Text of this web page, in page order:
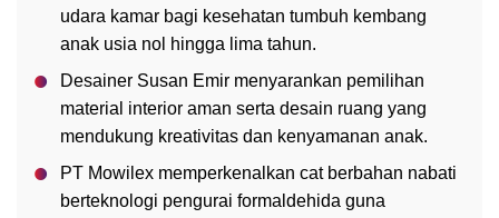
udara kamar bagi kesehatan tumbuh kembang
anak usia nol hingga lima tahun.
Desainer Susan Emir menyarankan pemilihan
material interior aman serta desain ruang yang
mendukung kreativitas dan kenyamanan anak.
PT Mowilex memperkenalkan cat berbahan nabati
berteknologi pengurai formaldehida guna